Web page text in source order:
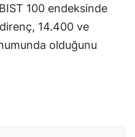
Rize
Sakarya
100 endeksinde
14.400 ve
olduğunu